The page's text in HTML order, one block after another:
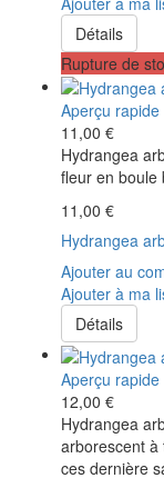
Détails
Rupture de
Aperçu rapide
11,00 €
Hydrangea
fleur en boule
11,00 €
Hydrangea
Ajouter au
Ajouter à ma
Détails
Aperçu rapide
12,00 €
Hydrangea
arborescent à
ces dernière